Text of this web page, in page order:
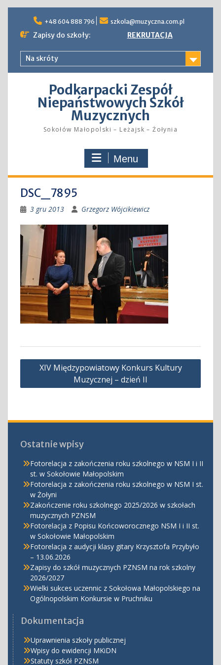
content
+48 604 888 796 szkola@muzyczna.com.pl
Zapisy do szkoły: REKRUTACJA
Na skróty
Podkarpacki Zespół
Niepaństwowych Szkół
Muzycznych
Sokołów Małopolski – Leżajsk – Żołynia
Menu
DSC_7895
3 gru 2013 Grzegorz Wójcikiewicz
Nawigacja
XIV Międzypowiatowy Konkurs Kultury
Muzycznej – dzień II
Ostatnie wpisy
Fotorelacja z zakończenia roku szkolnego w NSM I i II
st. w Sokołowie Małopolskim
Fotorelacja z zakończenia roku szkolnego w NSM I st.
w Żołyni
Zakończenie roku szkolnego 2025/2026 w szkołach
muzycznych PZNSM
Fotorelacja z Popisu Końcoworocznego NSM I i II st.
w Sokołowie Małopolskim
Fotorelacja z audycji klasy gitary Krzysztofa Przybyło
– 13.06.2026
Zapisy do szkół muzycznych PZNSM na rok szkolny
2026/2027
Wielki sukces uczennic z Sokołowa Małopolskiego na
Ogólnopolskim Konkursie w Pruchniku
Dokumentacja
Uprawnienia szkoły publicznej
Wpisy do ewidencji MKiDN
Statuty szkół PZNSM